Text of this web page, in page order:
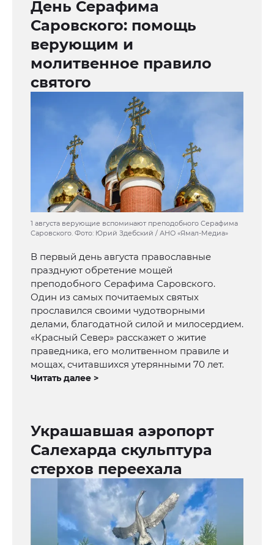
День Серафима
Саровского: помощь
верующим и
молитвенное правило
святого
1 августа верующие вспоминают преподобного Серафима
Саровского. Фото: Юрий Здебский / АНО «Ямал-Медиа»
В первый день августа православные
празднуют обретение мощей
преподобного Серафима Саровского.
Один из самых почитаемых святых
прославился своими чудотворными
делами, благодатной силой и милосердием.
«Красный Север» расскажет о житие
праведника, его молитвенном правиле и
мощах, считавшихся утерянными 70 лет.
Читать далее >
Украшавшая аэропорт
Салехарда скульптура
стерхов переехала